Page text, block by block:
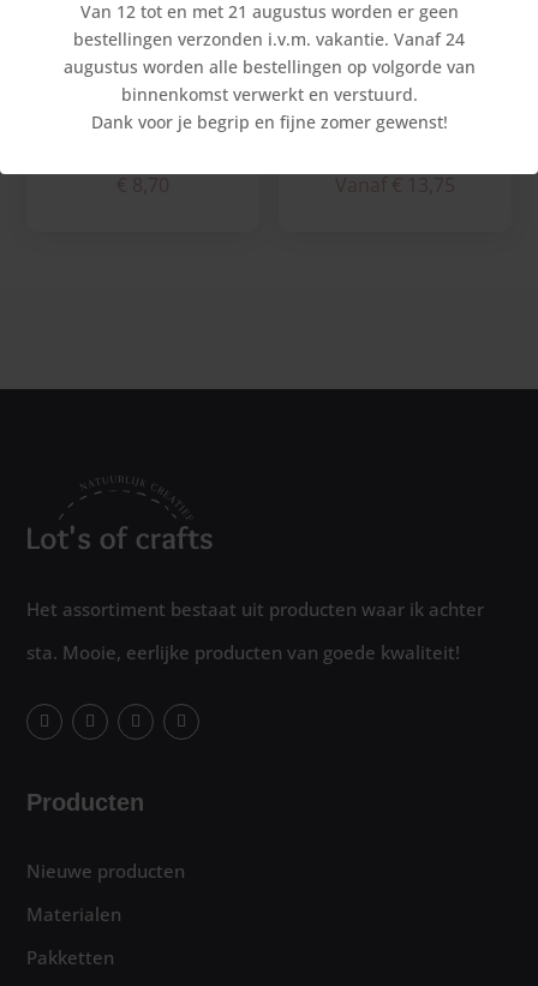
Van 12 tot en met 21 augustus worden er geen
bestellingen verzonden i.v.m. vakantie. Vanaf 24
augustus worden alle bestellingen op volgorde van
binnenkomst verwerkt en verstuurd.
Dank voor je begrip en fijne zomer gewenst!
Het assortiment bestaat uit producten waar ik achter
sta. Mooie, eerlijke producten van goede kwaliteit!
Producten
Nieuwe producten
Materialen
Pakketten